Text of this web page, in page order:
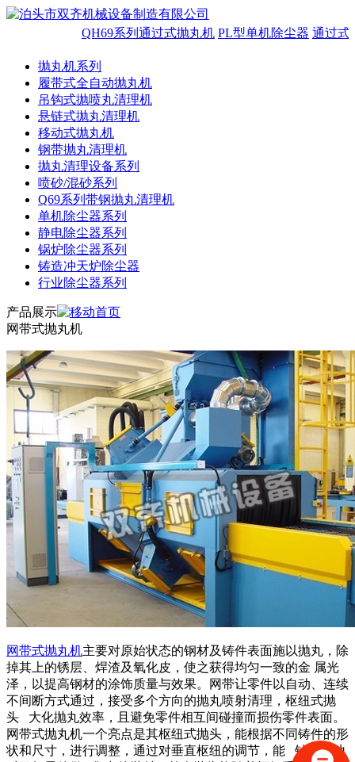
QH69系列通过式抛丸机 PL型单机除尘器 通过式
抛丸机系列
履带式全自动抛丸机
吊钩式抛喷丸清理机
悬链式抛丸清理机
移动式抛丸机
钢带抛丸清理机
抛丸清理设备系列
喷砂/混砂系列
Q69系列带钢抛丸清理机
单机除尘器系列
静电除尘器系列
锅炉除尘器系列
铸造冲天炉除尘器
行业除尘器系列
产品展示
网带式抛丸机
网带式抛丸机主要对原始状态的钢材及铸件表面施以抛丸，除
掉其上的锈层、焊渣及氧化皮，使之获得均匀一致的金 属光
泽，以提高钢材的涂饰质量与效果。网带让零件以自动、连续
不间断方式通过，接受多个方向的抛丸喷射清理，枢纽式抛
头 大化抛丸效率，且避免零件相互间碰撞而损伤零件表面。
网带式抛丸机一个亮点是其枢纽式抛头，能根据不同铸件的形
状和尺寸，进行调整，通过对垂直枢纽的调节，能 针对性地